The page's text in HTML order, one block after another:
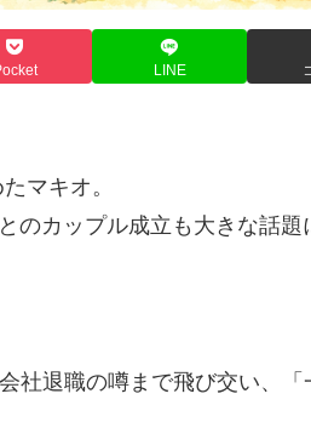
LINE
マキオ。
のカップル成立も大きな話題
社退職の噂まで飛び交い、「